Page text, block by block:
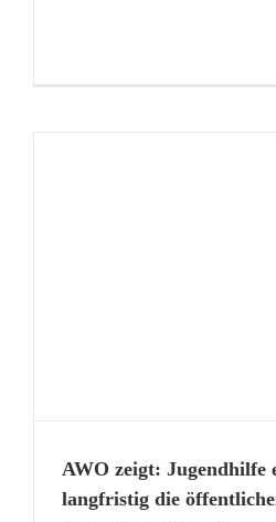
AWO zeigt: Jugendhilfe
langfristig die